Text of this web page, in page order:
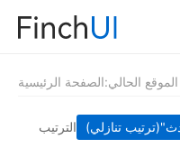
الموقع الحالي:الصفحة الرئيسية
الترتيب